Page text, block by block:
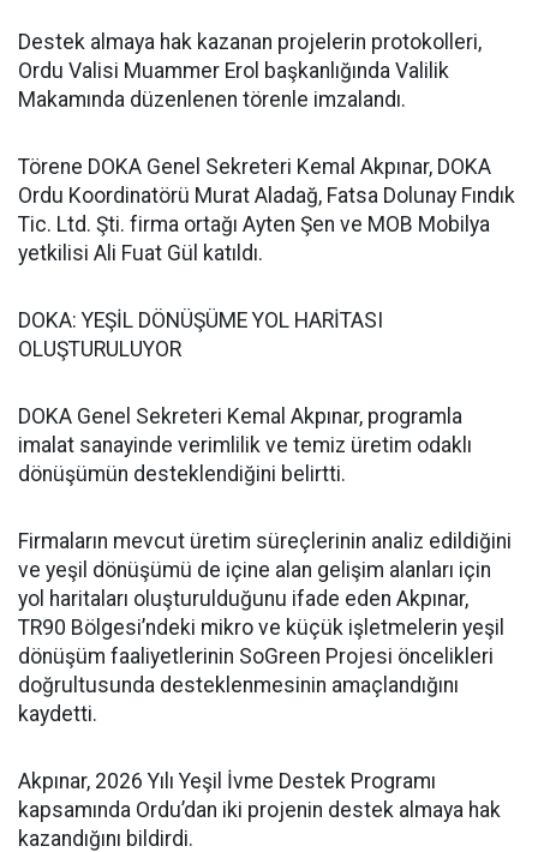
Destek almaya hak kazanan projelerin protokolleri,
Ordu Valisi Muammer Erol başkanlığında Valilik
Makamında düzenlenen törenle imzalandı.
Törene DOKA Genel Sekreteri Kemal Akpınar, DOKA
Ordu Koordinatörü Murat Aladağ, Fatsa Dolunay Fındık
Tic. Ltd. Şti. firma ortağı Ayten Şen ve MOB Mobilya
yetkilisi Ali Fuat Gül katıldı.
DOKA: YEŞİL DÖNÜŞÜME YOL HARİTASI
OLUŞTURULUYOR
DOKA Genel Sekreteri Kemal Akpınar, programla
imalat sanayinde verimlilik ve temiz üretim odaklı
dönüşümün desteklendiğini belirtti.
Firmaların mevcut üretim süreçlerinin analiz edildiğini
ve yeşil dönüşümü de içine alan gelişim alanları için
yol haritaları oluşturulduğunu ifade eden Akpınar,
TR90 Bölgesi’ndeki mikro ve küçük işletmelerin yeşil
dönüşüm faaliyetlerinin SoGreen Projesi öncelikleri
doğrultusunda desteklenmesinin amaçlandığını
kaydetti.
Akpınar, 2026 Yılı Yeşil İvme Destek Programı
kapsamında Ordu’dan iki projenin destek almaya hak
kazandığını bildirdi.